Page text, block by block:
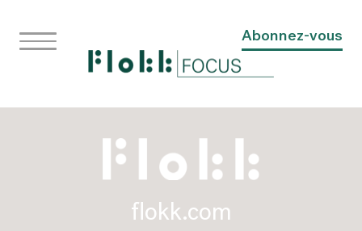
Abonnez-vous
flokk.com